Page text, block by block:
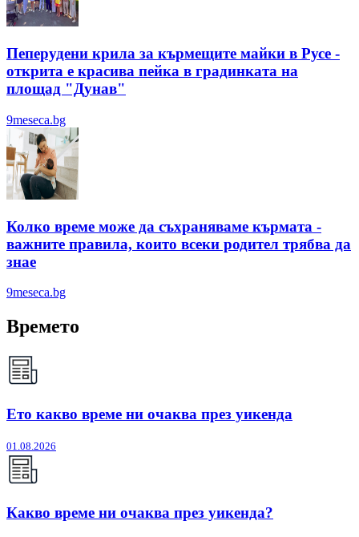
Пеперудени крила за кърмещите майки в Русе -
открита е красива пейка в градинката на
площад "Дунав"
9meseca.bg
Колко време може да съхраняваме кърмата -
важните правила, които всеки родител трябва да
знае
9meseca.bg
Времето
Ето какво време ни очаква през уикенда
01.08.2026
Какво време ни очаква през уикенда?